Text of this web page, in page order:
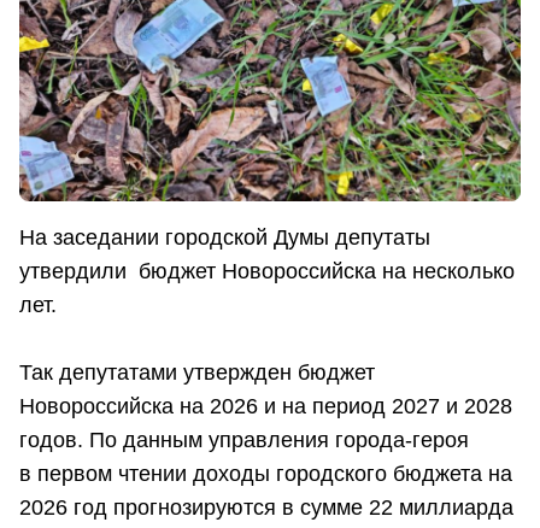
На заседании городской Думы депутаты
утвердили бюджет Новороссийска на несколько
лет.
Так депутатами утвержден бюджет
Новороссийска на 2026 и на период 2027 и 2028
годов. По данным управления города-героя
в первом чтении доходы городского бюджета на
2026 год прогнозируются в сумме 22 миллиарда